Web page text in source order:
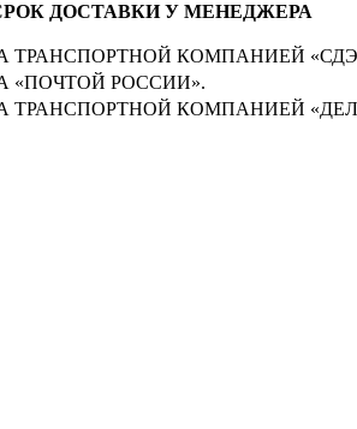
ДОСТАВКИ У МЕНЕДЖЕРА
КОМПАНИЕЙ
РОССИИ».
КОМПАНИЕЙ